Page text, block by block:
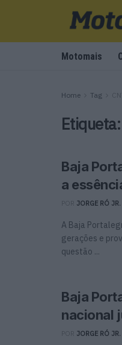
Motomais
Home Tag
Etiqueta:
Baja
a
JORGE RÓ JR.
A Baja
gerações e
questão ...
Baja
nacional
JORGE RÓ JR.